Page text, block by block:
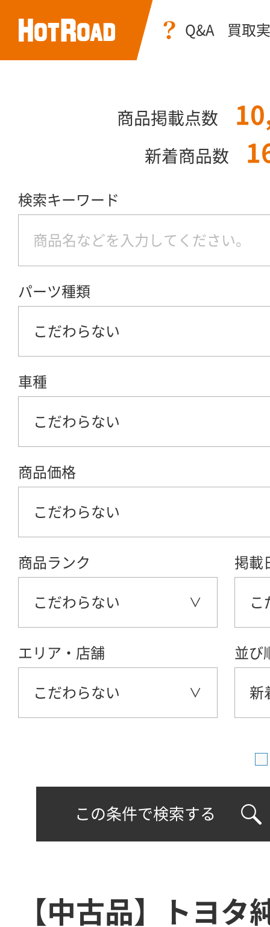
Q&A 買取
商品掲載点数
新着商品数
検索キーワード
パーツ種類
こだわらない
車種
こだわらない
商品価格
こだわらない
商品ランク
こだわらない
掲載
こ
エリア・店舗
こだわらない
並び
新
この条件で検索する
【中古品】トヨ